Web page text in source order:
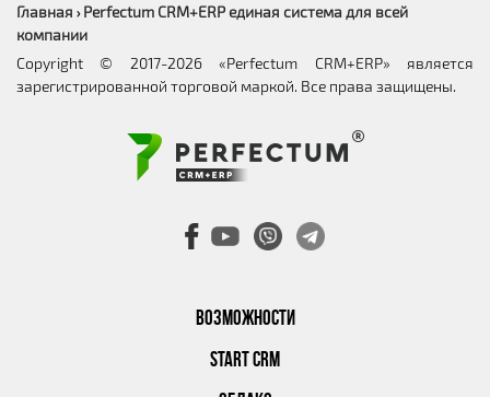
ВОЗМОЖНОСТИ
START CRM
Главная › Perfectum CRM+ERP единая система для всей
компании
Copyright © 2017-2026 «Perfectum CRM+ERP» является
зарегистрированной торговой маркой. Все права защищены.